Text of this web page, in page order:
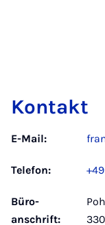
Kontakt
E-Mail:
Telefon:
Büro­
anschrift: